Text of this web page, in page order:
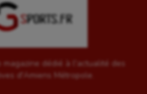
magazine dédié à l'actualité des
d'Amiens Métropole.